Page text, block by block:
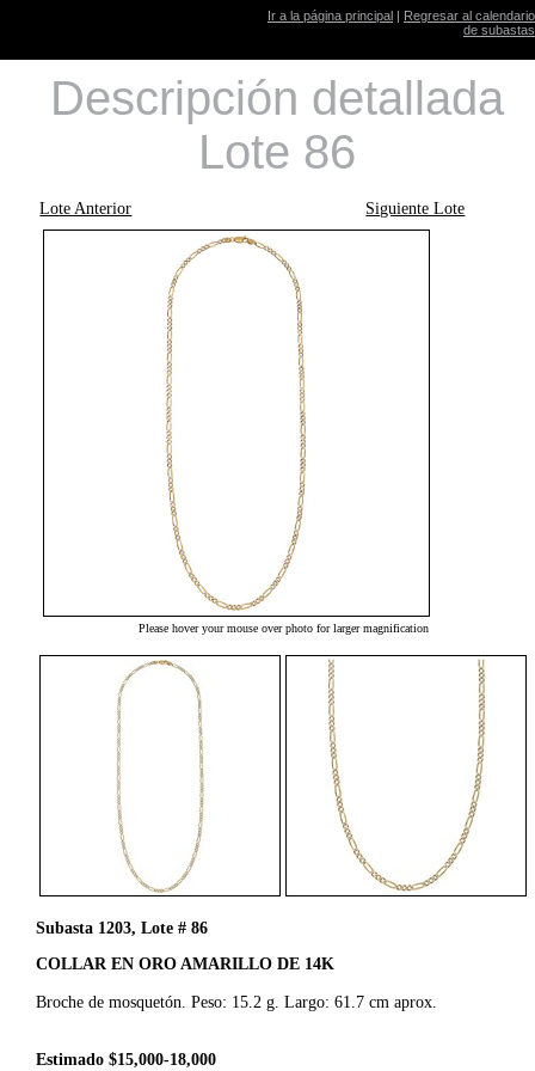
Ir a la página principal | Regresar al calendario
de subastas
Descripción detallada
Lote 86
Lote Anterior Siguiente Lote
Please hover your mouse over photo for larger magnification
Subasta 1203, Lote # 86
COLLAR EN ORO AMARILLO DE 14K
Broche de mosquetón. Peso: 15.2 g. Largo: 61.7 cm aprox.
Estimado $15,000-18,000